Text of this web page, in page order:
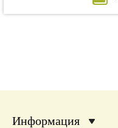
Информация